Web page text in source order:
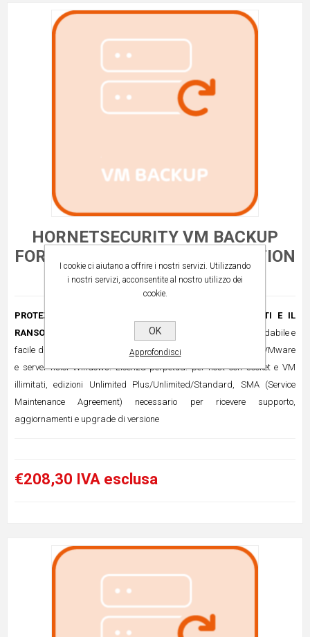
HORNETSECURITY VM BACKUP
FOR HYPER-V - UNLIMITED EDITION
- RENEW 1 YEAR
PROTEZIONE IMMUTABILE CONTRO LA PERDITA DI DATI E IL
RANSOMWARE.
Una soluzione di backup e replica potente, affidabile e
facile da usare per macchine virtuali (VM) Microsoft Hyper-V e VMware
e server fisici Windows. Licenza perpetua: per host con socket e VM
illimitati, edizioni Unlimited Plus/Unlimited/Standard, SMA (Service
Maintenance Agreement) necessario per ricevere supporto,
aggiornamenti e upgrade di versione
€208,30 IVA esclusa
I cookie ci aiutano a offrire i nostri servizi. Utilizzando
i nostri servizi, acconsentite al nostro utilizzo dei
cookie.
OK
Approfondisci